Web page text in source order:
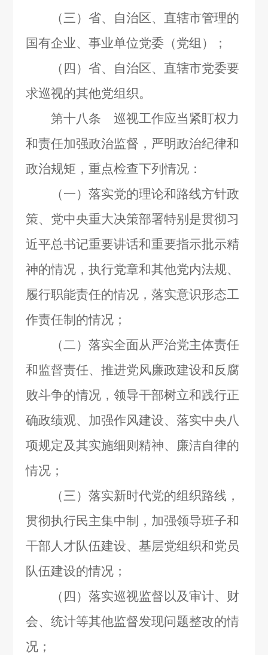
（三）省、自治区、直辖市管理的
国有企业、事业单位党委（党组）；
（四）省、自治区、直辖市党委要
求巡视的其他党组织。
第十八条 巡视工作应当紧盯权力
和责任加强政治监督，严明政治纪律和
政治规矩，重点检查下列情况：
（一）落实党的理论和路线方针政
策、党中央重大决策部署特别是贯彻习
近平总书记重要讲话和重要指示批示精
神的情况，执行党章和其他党内法规、
履行职能责任的情况，落实意识形态工
作责任制的情况；
（二）落实全面从严治党主体责任
和监督责任、推进党风廉政建设和反腐
败斗争的情况，领导干部树立和践行正
确政绩观、加强作风建设、落实中央八
项规定及其实施细则精神、廉洁自律的
情况；
（三）落实新时代党的组织路线，
贯彻执行民主集中制，加强领导班子和
干部人才队伍建设、基层党组织和党员
队伍建设的情况；
（四）落实巡视监督以及审计、财
会、统计等其他监督发现问题整改的情
况；